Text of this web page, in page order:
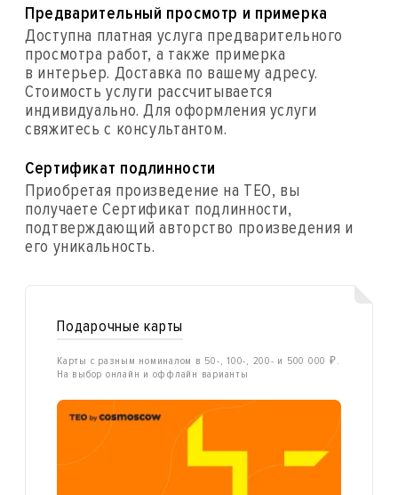
Предварительный просмотр и примерка
Доступна платная услуга предварительного
просмотра работ, а также примерка
в интерьер. Доставка по вашему адресу.
Стоимость услуги рассчитывается
индивидуально. Для оформления услуги
свяжитесь с консультантом.
Сертификат подлинности
Приобретая произведение на ТЕО, вы
получаете Сертификат подлинности,
подтверждающий авторство произведения и
его уникальность.
Подарочные карты
Карты с разным номиналом в 50-, 100-, 200- и 500 000 ₽.
На выбор онлайн и оффлайн варианты